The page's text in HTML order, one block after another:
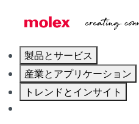
製品とサービス
産業とアプリケーション
トレンドとインサイト